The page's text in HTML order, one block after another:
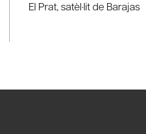
El Prat, satèl·lit de Barajas